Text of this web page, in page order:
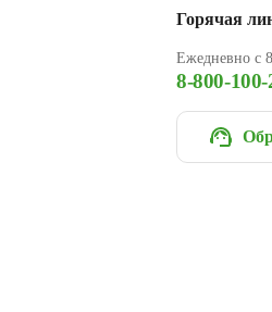
Горячая
Ежедневно с
8-800-100-